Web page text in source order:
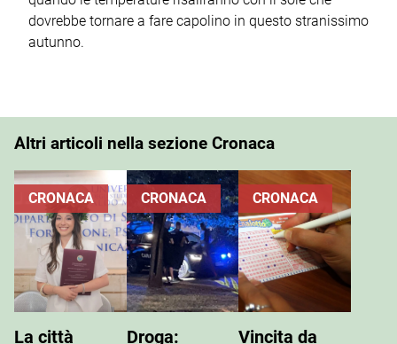
dovrebbe tornare a fare capolino in questo stranissimo
autunno.
Altri articoli nella sezione Cronaca
CRONACA
La città
CRONACA
Droga:
CRONACA
Vincita da